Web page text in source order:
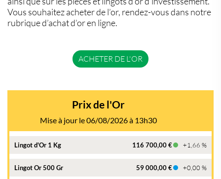
Vous souhaitez acheter de l’or, rendez-vous dans notre
rubrique d’achat d’or en ligne.
ACHETER DE L'OR
Prix de l'Or
Mise à jour le 06/08/2026 à 13h30
Lingot d'Or 1 Kg 116 700,00 € +1,66 %
Lingot Or 500 Gr 59 000,00 € +0,00 %